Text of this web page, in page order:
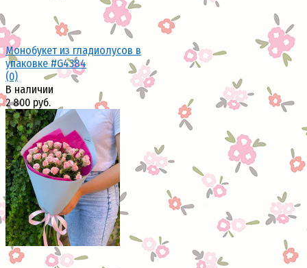
избранное сравнить
Монобукет из гладиолусов в
упаковке #G4384
(0)
В наличии
2 800 руб.